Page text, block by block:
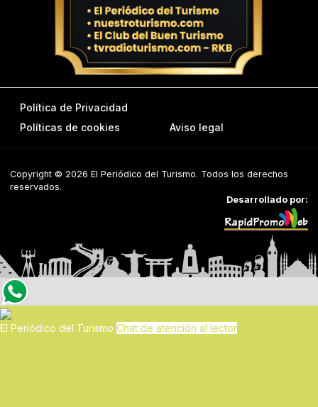
Política de Privacidad
Políticas de cookies
Aviso legal
Copyright © 2026 El Periódico del Turismo. Todos los derechos
reservados.
Desarrollado por:
El Periódico del Turismo Chat de atención al lector